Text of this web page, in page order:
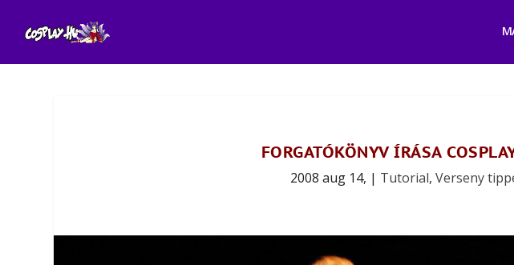
FORGATÓKÖNYV ÍRÁSA
2008 aug 14, | Tutorial, Verseny